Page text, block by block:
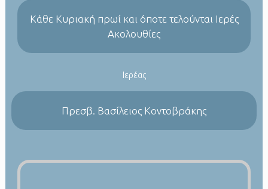
Kάθε Κυριακή πρωί και όποτε τελούνται Ιερές
Ακολουθίες
Ιερέας
Πρεσβ. Βασίλειος Κοντοβράκης